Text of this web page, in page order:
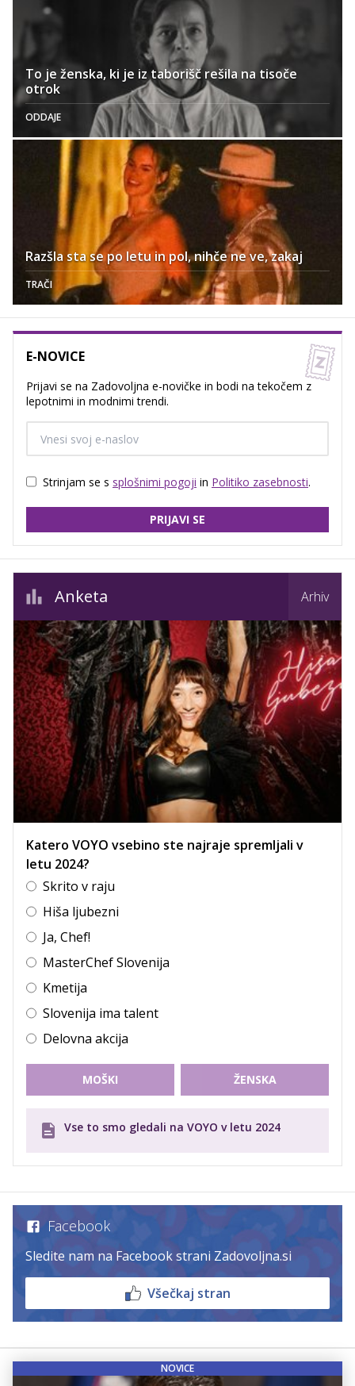
To je ženska, ki je iz taborišč rešila na tisoče
otrok
ODDAJE
Razšla sta se po letu in pol, nihče ne ve, zakaj
TRAČI
E-NOVICE
Prijavi se na Zadovoljna e-novičke in bodi na tekočem z
lepotnimi in modnimi trendi.
Strinjam se s splošnimi pogoji in Politiko zasebnosti.
PRIJAVI SE
Anketa Arhiv
Katero VOYO vsebino ste najraje spremljali v
letu 2024?
Skrito v raju
Hiša ljubezni
Ja, Chef!
MasterChef Slovenija
Kmetija
Slovenija ima talent
Delovna akcija
MOŠKI ŽENSKA
Vse to smo gledali na VOYO v letu 2024
Facebook
Sledite nam na Facebook strani Zadovoljna.si
Všečkaj stran
NOVICE